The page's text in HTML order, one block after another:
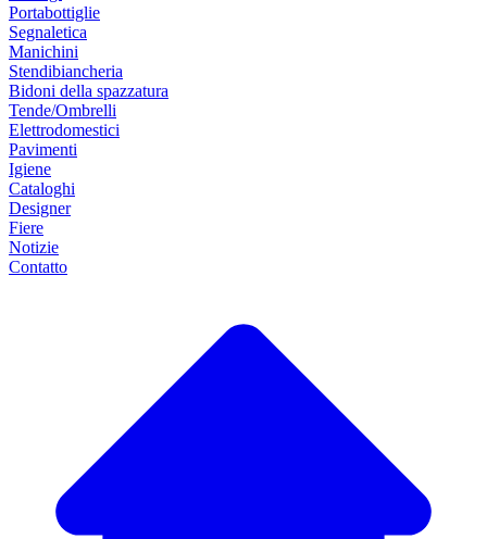
Portabottiglie
Segnaletica
Manichini
Stendibiancheria
Bidoni della spazzatura
Tende/Ombrelli
Elettrodomestici
Pavimenti
Igiene
Cataloghi
Designer
Fiere
Notizie
Contatto